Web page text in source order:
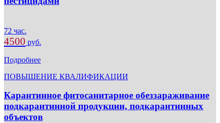
72 час.
4500 руб.
Подробнее
ПОВЫШЕНИЕ КВАЛИФИКАЦИИ
Карантинное фитосанитарное обеззараживание
подкарантинной продукции, подкарантинных
объектов